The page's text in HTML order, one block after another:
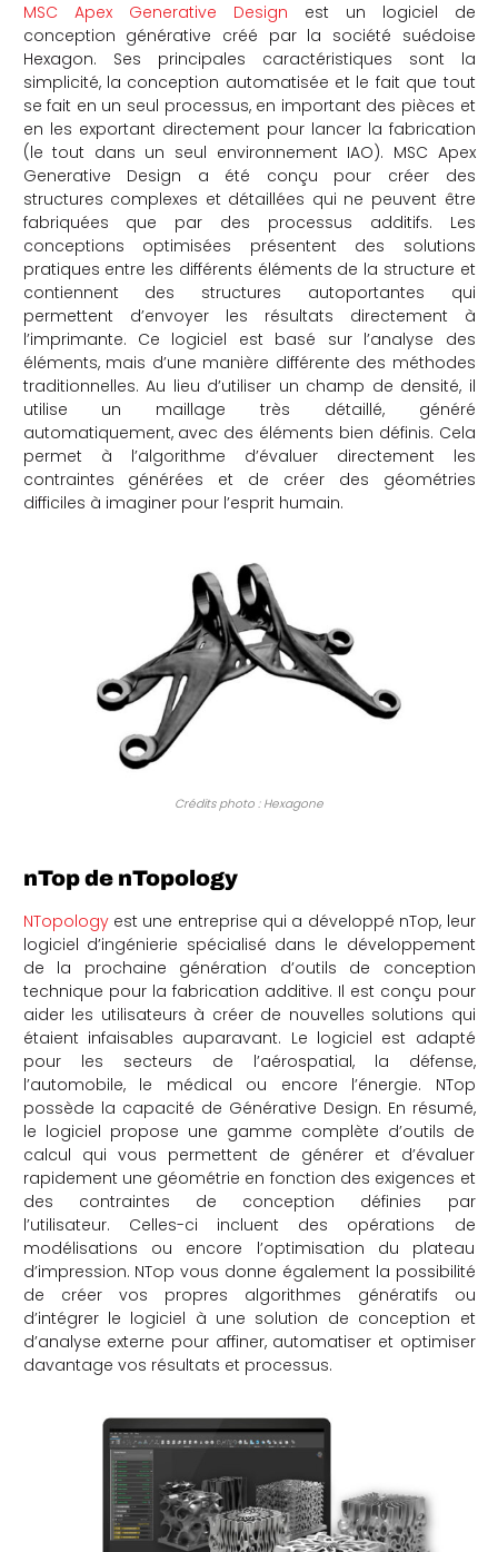
MSC Apex Generative Design est un logiciel de
conception générative créé par la société suédoise
Hexagon. Ses principales caractéristiques sont la
simplicité, la conception automatisée et le fait que tout
se fait en un seul processus, en important des pièces et
en les exportant directement pour lancer la fabrication
(le tout dans un seul environnement IAO). MSC Apex
Generative Design a été conçu pour créer des
structures complexes et détaillées qui ne peuvent être
fabriquées que par des processus additifs. Les
conceptions optimisées présentent des solutions
pratiques entre les différents éléments de la structure et
contiennent des structures autoportantes qui
permettent d’envoyer les résultats directement à
l’imprimante. Ce logiciel est basé sur l’analyse des
éléments, mais d’une manière différente des méthodes
traditionnelles. Au lieu d’utiliser un champ de densité, il
utilise un maillage très détaillé, généré
automatiquement, avec des éléments bien définis. Cela
permet à l’algorithme d’évaluer directement les
contraintes générées et de créer des géométries
difficiles à imaginer pour l’esprit humain.
Crédits photo : Hexagone
nTop de nTopology
NTopologyest une entreprise qui a développé nTop, leur
logiciel d’ingénierie spécialisé dans le développement
de la prochaine génération d’outils de conception
technique pour la fabrication additive. Il est conçu pour
aider les utilisateurs à créer de nouvelles solutions qui
étaient infaisables auparavant. Le logiciel est adapté
pour les secteurs de l’aérospatial, la défense,
l’automobile, le médical ou encore l’énergie. NTop
possède la capacité de Générative Design. En résumé,
le logiciel propose une gamme complète d’outils de
calcul qui vous permettent de générer et d’évaluer
rapidement une géométrie en fonction des exigences et
des contraintes de conception définies par
l’utilisateur. Celles-ci incluent des opérations de
modélisations ou encore l’optimisation du plateau
d’impression. NTop vous donne également la possibilité
de créer vos propres algorithmes génératifs ou
d’intégrer le logiciel à une solution de conception et
d’analyse externe pour affiner, automatiser et optimiser
davantage vos résultats et processus.